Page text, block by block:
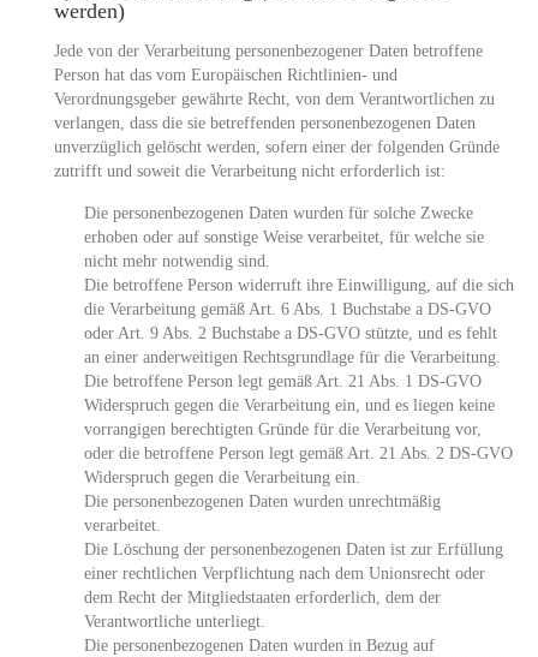
werden)
Jede von der Verarbeitung personenbezogener Daten betroffene
Person hat das vom Europäischen Richtlinien- und
Verordnungsgeber gewährte Recht, von dem Verantwortlichen zu
verlangen, dass die sie betreffenden personenbezogenen Daten
unverzüglich gelöscht werden, sofern einer der folgenden Gründe
zutrifft und soweit die Verarbeitung nicht erforderlich ist:
Die personenbezogenen Daten wurden für solche Zwecke
erhoben oder auf sonstige Weise verarbeitet, für welche sie
nicht mehr notwendig sind.
Die betroffene Person widerruft ihre Einwilligung, auf die sich
die Verarbeitung gemäß Art. 6 Abs. 1 Buchstabe a DS-GVO
oder Art. 9 Abs. 2 Buchstabe a DS-GVO stützte, und es fehlt
an einer anderweitigen Rechtsgrundlage für die Verarbeitung.
Die betroffene Person legt gemäß Art. 21 Abs. 1 DS-GVO
Widerspruch gegen die Verarbeitung ein, und es liegen keine
vorrangigen berechtigten Gründe für die Verarbeitung vor,
oder die betroffene Person legt gemäß Art. 21 Abs. 2 DS-GVO
Widerspruch gegen die Verarbeitung ein.
Die personenbezogenen Daten wurden unrechtmäßig
verarbeitet.
Die Löschung der personenbezogenen Daten ist zur Erfüllung
einer rechtlichen Verpflichtung nach dem Unionsrecht oder
dem Recht der Mitgliedstaaten erforderlich, dem der
Verantwortliche unterliegt.
Die personenbezogenen Daten wurden in Bezug auf